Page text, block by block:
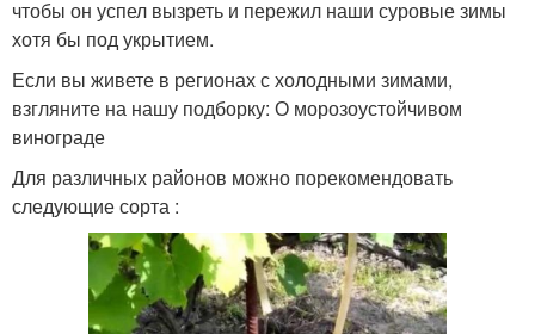
чтобы он успел вызреть и пережил наши суровые зимы
хотя бы под укрытием.
Если вы живете в регионах с холодными зимами,
взгляните на нашу подборку: О морозоустойчивом
винограде
Для различных районов можно порекомендовать
следующие сорта :